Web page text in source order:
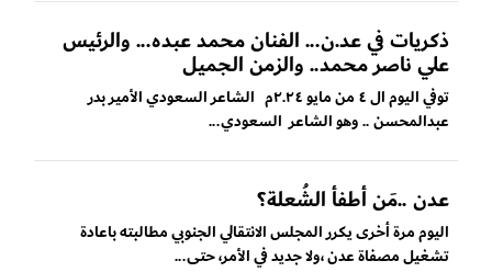
ذكريات في عد.ن... الفنان محمد عبده... والرئيس
علي ناصر محمد.. والزمن الجميل
توفي اليوم ال ٤ من مايو ٢.٢٤م الشاعر السعودي الأمير بدر
عبدالمحسن .. وهو الشاعر السعودي...
عدن ..مَن أطفأ الشُعلة؟
اليوم مرة أخرى يكرر المجلس الانتقالي الجنوبي مطالبته باعادة
تشغيل مصفاة عدن ،ولا جديد في الأمر، حتى...